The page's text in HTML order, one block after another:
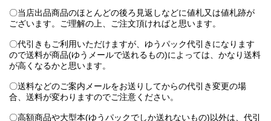
〇当店出品商品のほとんどの後ろ見返しなどに値札又は値札跡が
ございます。ご理解の上、ご注文頂ければと思います。
〇代引きもご利用いただけますが、ゆうパック代引きになります
ので送料が商品(ゆうメールで送れるもの)によっては、かなり送料
が高くなるかと思います。
〇送料などのご案内メールをお送りしてからの代引き変更の場
合、送料が変わりますのでご注意ください。
〇高額商品や大型本(ゆうパックでしか送れないもの)以外は、代引